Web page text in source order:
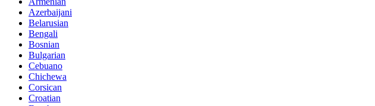
Azerbaijani
Belarusian
Bengali
Bosnian
Bulgarian
Cebuano
Chichewa
Corsican
Croatian